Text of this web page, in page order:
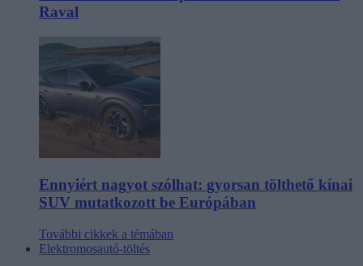
Raval
Ennyiért nagyot szólhat: gyorsan tölthető kínai
SUV mutatkozott be Európában
További cikkek a témában
Elektromosautó-töltés